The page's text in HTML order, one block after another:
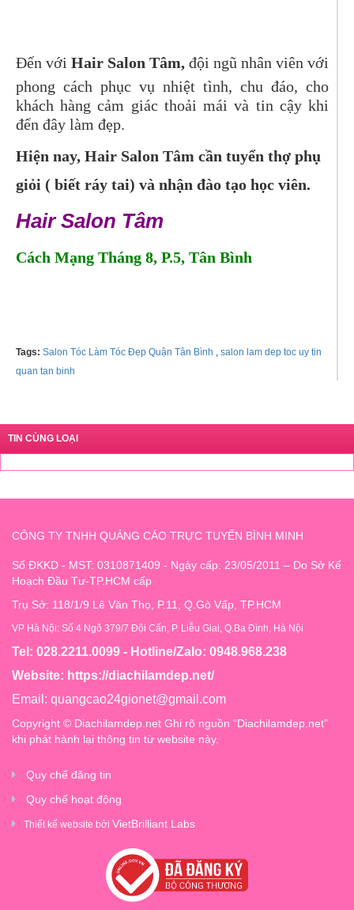
Đến với Hair Salon Tâm, đội ngũ nhân viên với
phong cách phục vụ nhiệt tình, chu đáo, cho
khách hàng cảm giác thoải mái và tin cậy khi
đến đây làm đẹp.
Hiện nay, Hair Salon Tâm cần tuyển thợ phụ
giỏi ( biết ráy tai) và nhận đào tạo học viên.
Hair Salon Tâm
Cách Mạng Tháng 8, P.5, Tân Bình
Tags: Salon Tóc Làm Tóc Đẹp Quận Tân Bình , salon lam dep toc uy tin
quan tan binh
TIN CÙNG LOẠI
CÔNG TY TNHH QUẢNG CÁO TRỰC TUYẾN BÌNH MINH
Số ĐKKD - MST: 0310871409 - Ngày cấp: 23/05/2011 – Do Sở Kế
Hoạch Đầu Tư-TP.HCM cấp
Trụ Sở: 118/1/9 Lê Văn Thọ, P.11, Q.Gò Vấp, TP.HCM
VP Hà Nội: Số 4 Ngõ 379/7 Đội Cấn, P. Liễu Giai, Q.Ba Đình, Hà Nội
Tel: 028.2211.0099 - Hotline/Zalo: 0948.968.238
Website: https://diachilamdep.net/
Email: quangcao24gionet@gmail.com
Copyright © Diachilamdep.net Ghi rõ nguồn “Diachilamdep.net”
khi phát hành lại thông tin từ website này.
Quy chế đăng tin
Quy chế hoạt động
Thiết kế website bởi VietBrilliant Labs